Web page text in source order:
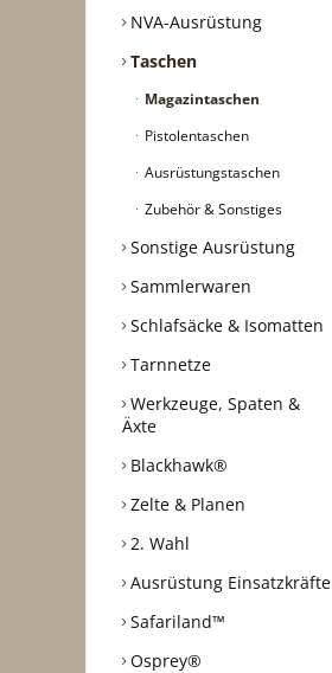
NVA-Ausrüstung
Taschen
Magazintaschen
Pistolentaschen
Ausrüstungstaschen
Zubehör & Sonstiges
Sonstige Ausrüstung
Sammlerwaren
Schlafsäcke & Isomatten
Tarnnetze
Werkzeuge, Spaten &
Äxte
Blackhawk®
Zelte & Planen
2. Wahl
Ausrüstung Einsatzkräfte
Safariland™
Osprey®